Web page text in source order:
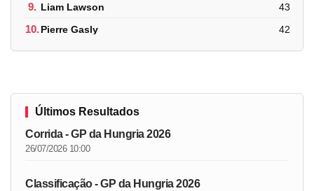
9. Liam Lawson 43
10.Pierre Gasly 42
Últimos Resultados
Corrida - GP da Hungria 2026
26/07/2026 10:00
Classificação - GP da Hungria 2026